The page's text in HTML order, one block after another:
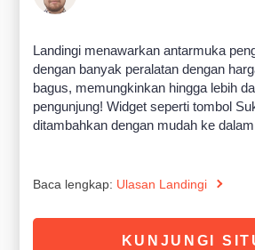
Landingi menawarkan antarmuka
dengan banyak peralatan dengan
bagus, memungkinkan hingga lebih
pengunjung! Widget seperti tombol
ditambahkan dengan mudah ke
Baca lengkap: Ulasan Landingi
KUNJUNGI